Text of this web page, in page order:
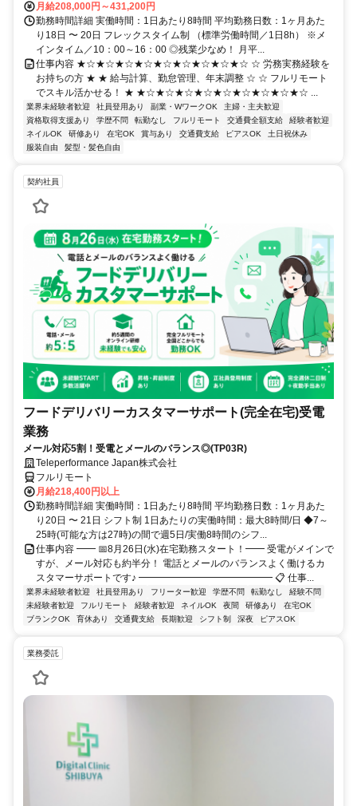
月給208,000円～431,200円
勤務時間詳細 実働時間：1日あたり8時間 平均勤務日数：1ヶ月あた
り18日 〜 20日 フレックスタイム制 （標準労働時間／1日8h） ※メ
インタイム／10：00～16：00 ◎残業少なめ！ 月平...
仕事内容 ★☆★☆★☆★☆★☆★☆★☆★☆★☆ ☆ 労務実務経験を
お持ちの方 ★ ★ 給与計算、勤怠管理、年末調整 ☆ ☆ フルリモート
でスキル活かせる！ ★ ★☆★☆★☆★☆★☆★☆★☆★☆★☆ ...
業界未経験者歓迎 社員登用あり 副業・WワークOK
主婦・主夫歓迎
資格取得支援あり
学歴不問 転勤なし フルリモート 交通費全額支給
経験者歓迎
ネイルOK
研修あり 在宅OK 賞与あり 交通費支給 ピアスOK
土日祝休み
服装自由
髪型・髪色自由
契約社員
フードデリバリーカスタマーサポート(完全在宅)受電
業務
メール対応5割！受電とメールのバランス◎(TP03R)
Teleperformance Japan株式会社
フルリモート
月給218,400円以上
勤務時間詳細 実働時間：1日あたり8時間 平均勤務日数：1ヶ月あた
り20日 〜 21日 シフト制 1日あたりの実働時間：最大8時間/日 ◆7～
25時(可能な方は27時)の間で週5日/実働8時間のシフ...
仕事内容 ━━ 📅8月26日(水)在宅勤務スタート！━━ 受電がメインで
すが、メール対応も約半分！ 電話とメールのバランスよく働けるカ
スタマーサポートです♪ ━━━━━━━━━━━━━━ 📋 仕事...
業界未経験者歓迎 社員登用あり フリーター歓迎 学歴不問 転勤なし
経験不問
未経験者歓迎
フルリモート 経験者歓迎 ネイルOK 夜間 研修あり
在宅OK
ブランクOK
育休あり 交通費支給 長期歓迎 シフト制 深夜 ピアスOK
業務委託